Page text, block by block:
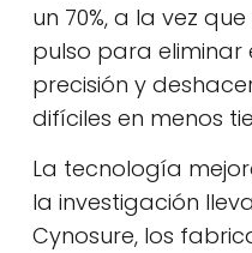
un 70%, a la vez
pulso para
precisión y
difíciles en menos
La tecnología
la investigación
Cynosure, los